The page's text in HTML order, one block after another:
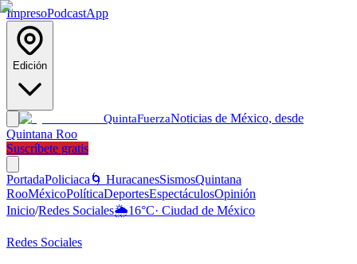
ImpresoPodcastApp
Edición
QuintaFuerzaNoticias de México, desde
Quintana Roo
Suscríbete gratis
PortadaPoliciaca 🌀 HuracanesSismosQuintana
RooMéxicoPolíticaDeportesEspectáculosOpinión
Inicio/Redes Sociales🌦️16°C· Ciudad de México
Redes Sociales